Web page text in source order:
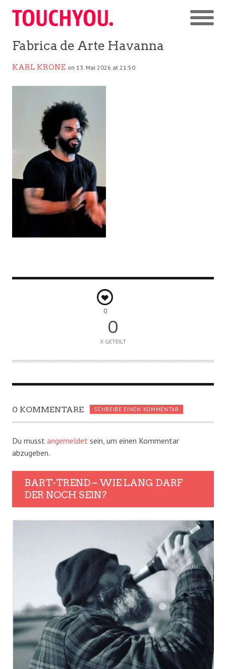
Fabrica de Arte Havanna
KARL KRONE on 13. Mai 2026 at 21:50
0
0
X GETEILT
0 KOMMENTARE SCHREIBE EINEN KOMMENTAR
Du musst angemeldet sein, um einen Kommentar
abzugeben.
BART-TREND – WIE LANG DARF
DER NOCH SEIN?